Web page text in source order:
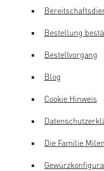
Bestellung
Bestellvorgang
Blog
Cookie Hinweis
Die Familie